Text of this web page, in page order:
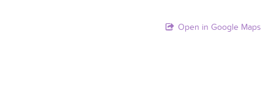
Open in Google Maps